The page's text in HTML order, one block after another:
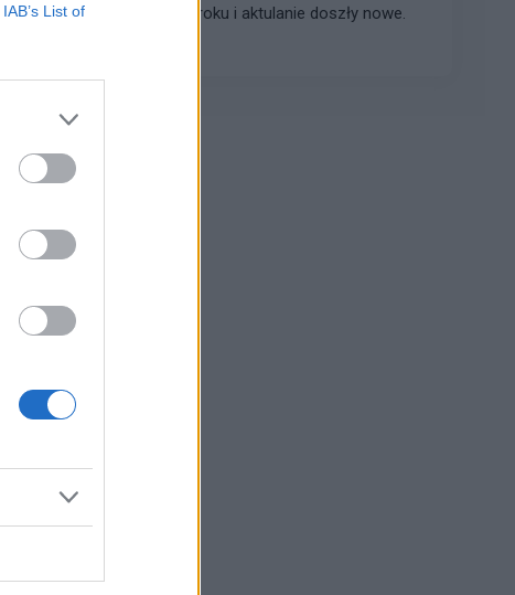
IAB’s List ofsię już od ponad roku i aktulanie doszły nowe.